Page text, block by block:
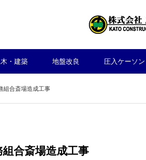
・建築 地盤改良 圧入ケーソン
組合斎場造成工事
組合斎場造成工事